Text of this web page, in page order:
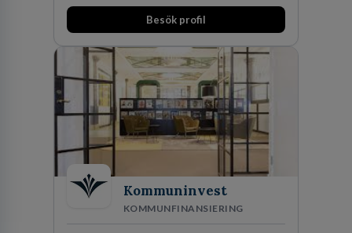
huvudanläggningen i Värnamo. Sedan dess har
man expanderat kraftigt genom ett antal
den största privata återförsäljaren av Volvo
Lastvagnar och finns representerade på 20
orter i södra Sverige.
Besök profil
Kommuninvest
KOMMUNFINANSIERING